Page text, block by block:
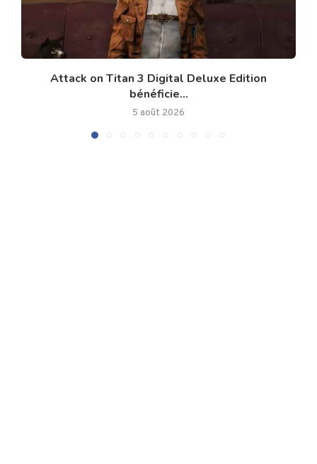
Attack on Titan 3 Digital Deluxe Edition
bénéficie...
5 août 2026